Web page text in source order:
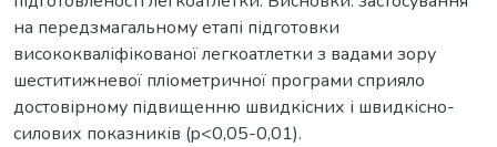
на передзмагальному етапі підготовки
висококваліфікованої легкоатлетки з вадами зору
шеститижневої пліометричної програми сприяло
достовірному підвищенню швидкісних і швидкісно-
силових показників (p<0,05-0,01).